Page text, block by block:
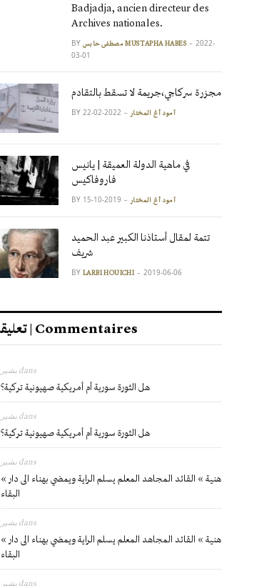
Badjadja, ancien directeur des
Archives nationales.
BY مصطفى حابس MUSTAPHA HABES
2022-
03-01
مجزرة سركاجي،جريمة لا تسقط بالتقادم
BY آمود أغ المختار 2022-02-22
في ماهية الدولة العميقة | يانيس
فاروفاكيس
BY آمود أغ المختار 2019-10-15
تتمة لمقال أستاذنا الكبير عبد الحميد
شريف
BY LARBI HOUICHI 2019-06-06
تعليقات | Commentaires
بشير dans
هل الثورة سورية أم أمريكية صهيونية تركية؟
بشير dans
هل الثورة سورية أم أمريكية صهيونية تركية؟
بشير dans
« هنية » القائد المجاهد المعلم يسلم الراية ويمضي بهناء الى دار
البقاء
بشير dans
« هنية » القائد المجاهد المعلم يسلم الراية ويمضي بهناء الى دار
البقاء
بشير dans